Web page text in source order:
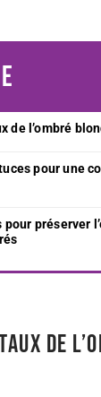
de l’ombré
pour une
préserver
de